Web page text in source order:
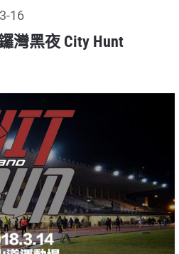
16
灣黑夜 City Hunt